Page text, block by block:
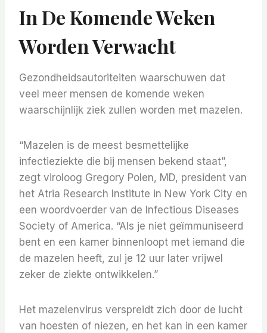
In De Komende Weken
Worden Verwacht
Gezondheidsautoriteiten waarschuwen dat
veel meer mensen de komende weken
waarschijnlijk ziek zullen worden met mazelen.
“Mazelen is de meest besmettelijke
infectieziekte die bij mensen bekend staat”,
zegt viroloog Gregory Polen, MD, president van
het Atria Research Institute in New York City en
een woordvoerder van de Infectious Diseases
Society of America. “Als je niet geïmmuniseerd
bent en een kamer binnenloopt met iemand die
de mazelen heeft, zul je 12 uur later vrijwel
zeker de ziekte ontwikkelen.”
Het mazelenvirus verspreidt zich door de lucht
van hoesten of niezen, en het kan in een kamer